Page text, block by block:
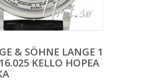
& SÖHNE LANGE 1
KELLO HOPEA